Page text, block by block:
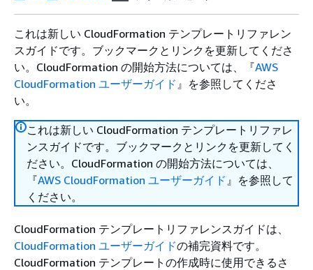
これは新しい CloudFormation テンプレートリファレン
スガイドです。ブックマークとリンクを更新してくださ
い。CloudFormation の開始方法については、『AWS
CloudFormation ユーザーガイド 』を参照してくださ
い。
これは新しい CloudFormation テンプレートリファレ
ンスガイドです。ブックマークとリンクを更新してく
ださい。CloudFormation の開始方法については、
『AWS CloudFormation ユーザーガイド 』を参照して
ください。
CloudFormation テンプレートリファレンスガイドは、
CloudFormation ユーザーガイドの補完資料です。
CloudFormation テンプレートの作成時に使用できるさ